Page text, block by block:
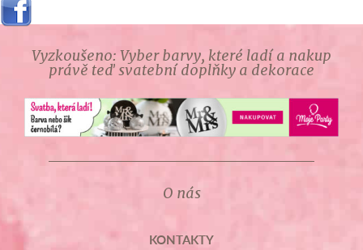
Vyzkoušeno: Vyber barvy, které ladí a nakup
právě teď svatební doplňky a dekorace
O nás
KONTAKTY